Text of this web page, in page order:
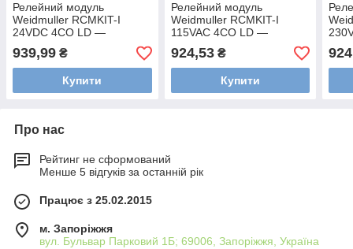
Релейний модуль
Weidmuller RCMKIT-I
24VDC 4CO LD —
8921030000
939,99 ₴
Купити
Релейний модуль
Weidmuller RCMKIT-I
115VAC 4CO LD —
8921050000
924,53₴
Купити
Про нас
Рейтинг не сформований
Менше 5 відгуків за останній рік
Працює з 25.02.2015
м. Запоріжжя
вул. Бульвар Парковий 1Б; 69006, Запоріжжя, Україна